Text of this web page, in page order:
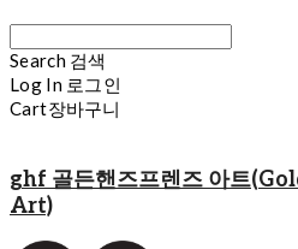
Search 검색
Log In 로그인
Cart장바구니
ghf 골든핸즈프렌즈 아트
Art)